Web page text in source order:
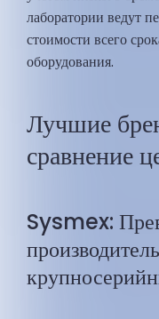
лаборатории ведут
стоимости всего
оборудования.
Лучшие
сравнение
Sysmex: